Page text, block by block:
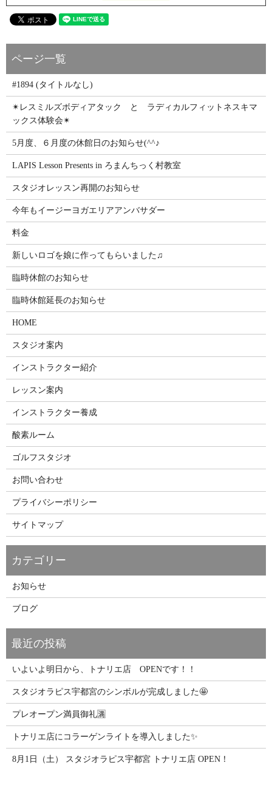
#1894 (タイトルなし)
✴レスミルズボディアタック と ラディカルフィットネスキマ
ックス体験会✴
5月度、６月度の休館日のお知らせ(^^♪
LAPIS Lesson Presents in ろまんちっく村教室
スタジオレッスン再開のお知らせ
今年もイージーヨガエリアアンバサダー
料金
新しいロゴを娘に作ってもらいました♫
臨時休館のお知らせ
臨時休館延長のお知らせ
HOME
スタジオ案内
インストラクター紹介
レッスン案内
インストラクター養成
酸素ルーム
ゴルフスタジオ
お問い合わせ
プライバシーポリシー
サイトマップ
お知らせ
ブログ
いよいよ明日から、トナリエ店 OPENです！！
スタジオラピス宇都宮のシンボルが完成しました🤩
プレオープン満員御礼🈵
トナリエ店にコラーゲンライトを導入しました✨
8月1日（土） スタジオラピス宇都宮 トナリエ店 OPEN！